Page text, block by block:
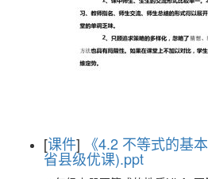
[课件] 《4.2 不等式的基
省县级优课).ppt